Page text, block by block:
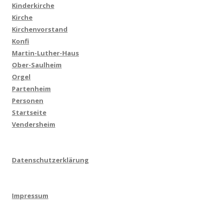
Kinderkirche
Kirche
Kirchenvorstand
Konfi
Martin-Luther-Haus
Ober-Saulheim
Orgel
Partenheim
Personen
Startseite
Vendersheim
Datenschutzerklärung
Impressum